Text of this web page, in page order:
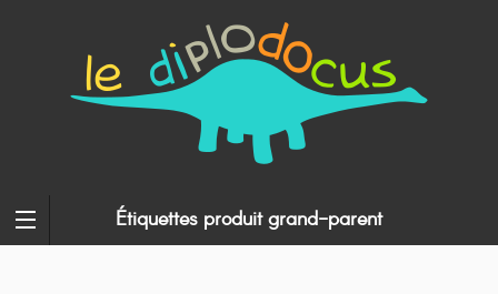
Étiquettes produit grand-parent